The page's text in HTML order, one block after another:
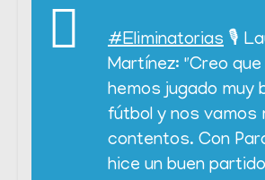
#Eliminatorias 🎙️
Martínez: "Creo que
hemos jugado muy
fútbol y nos vamos
contentos. Con
hice un buen